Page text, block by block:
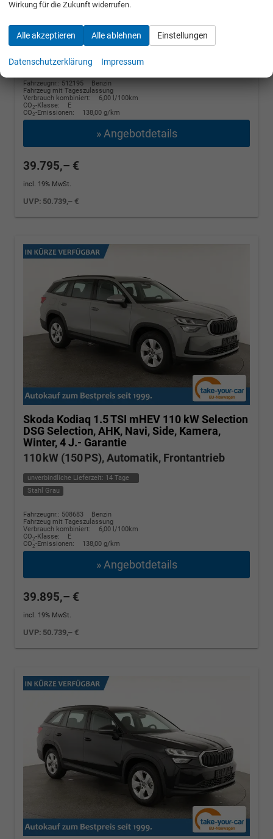
Winter, 4 J.- Garantie
110 kW (150 PS), Automatik, Frontantrieb
unverbindliche Lieferzeit:14 Tage
Graphite Grau Metallic
Fahrzeugnr.: 512195
Benzin
Fahrzeug mit Tageszulassung
Verbrauch kombiniert:
6,00 l/100km
CO2-Klasse:
E
CO2-Emissionen: 138,00 g/km
» Angebotdetails
39.795,– €
incl. 19% MwSt.
UVP: 50.739,– €
Skoda Kodiaq 1.5 TSI mHEV 110 kW Selection
DSG Selection, AHK, Navi, Side, Kamera,
Winter, 4 J.- Garantie
110 kW (150 PS), Automatik, Frontantrieb
unverbindliche Lieferzeit: 14 Tage
Stahl Grau
Fahrzeugnr.: 508683
Benzin
Fahrzeug mit Tageszulassung
Verbrauch kombiniert:
6,00 l/100km
CO2-Klasse:
E
CO2-Emissionen: 138,00 g/km
» Angebotdetails
39.895,– €
incl. 19% MwSt.
UVP: 50.739,– €
Wirkung für die Zukunft widerrufen.
Alle akzeptieren Alle ablehnen Einstellungen
Datenschutzerklärung Impressum